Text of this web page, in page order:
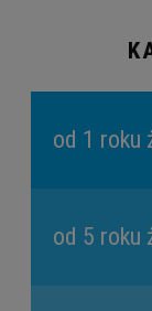
od 1 roku
od 5 roku